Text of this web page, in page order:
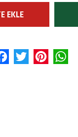
EKLE
FacebookTwitter Pinterest